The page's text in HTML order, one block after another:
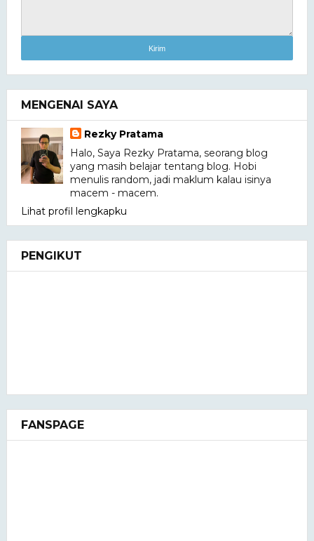
MENGENAI SAYA
Rezky Pratama
Halo, Saya Rezky Pratama, seorang blog
yang masih belajar tentang blog. Hobi
menulis random, jadi maklum kalau isinya
macem - macem.
Lihat profil lengkapku
PENGIKUT
FANSPAGE